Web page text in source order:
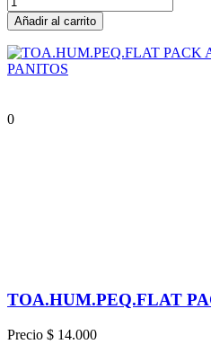
Añadir al carrito
0
TOA.HUM.PEQ.FLAT
Precio $ 14.000